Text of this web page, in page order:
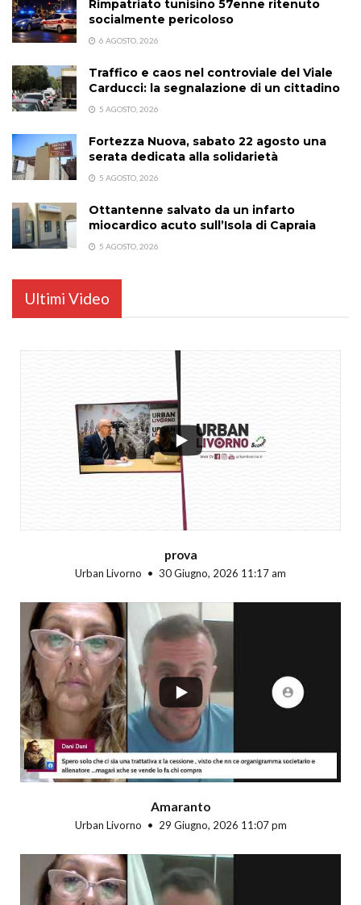
Rimpatriato tunisino 57enne ritenuto
socialmente pericoloso
6 AGOSTO, 2026
Traffico e caos nel controviale del Viale
Carducci: la segnalazione di un cittadino
5 AGOSTO, 2026
Fortezza Nuova, sabato 22 agosto una
serata dedicata alla solidarietà
5 AGOSTO, 2026
Ottantenne salvato da un infarto
miocardico acuto sull’Isola di Capraia
5 AGOSTO, 2026
Ultimi Video
prova
Urban Livorno 30 Giugno, 2026 11:17 am
Amaranto
Urban Livorno 29 Giugno, 2026 11:07 pm